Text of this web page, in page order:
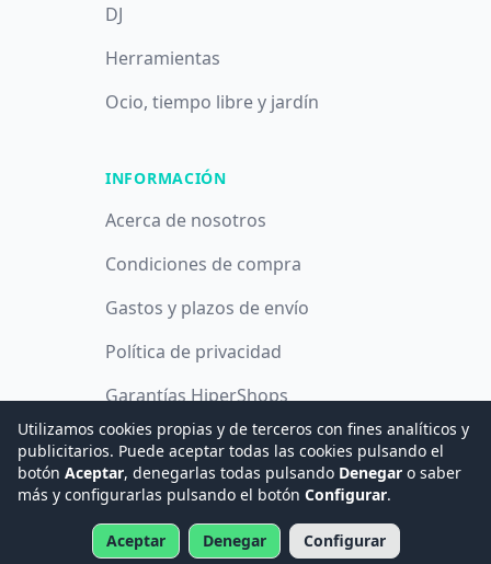
DJ
Herramientas
Ocio, tiempo libre y jardín
INFORMACIÓN
Acerca de nosotros
Condiciones de compra
Gastos y plazos de envío
Política de privacidad
Garantías HiperShops
Política de cookies
© 2008 -2026Hogar Digital e Inmótica Ingenieros, S.L.
Utilizamos cookies propias y de terceros con fines analíticos y
publicitarios. Puede aceptar todas las cookies pulsando el
botón Aceptar, denegarlas todas pulsando Denegar o saber
más y configurarlas pulsando el botón Configurar.
Aceptar Denegar Configurar